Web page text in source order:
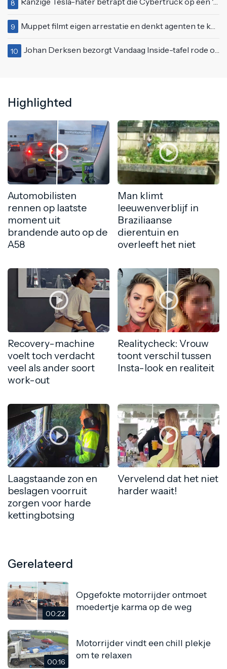
8
9 Muppet filmt eigen arrestatie en denkt agenten te kunnen laten schorsen: "Jullie krijgen maandje vakantie"
10 Johan Derksen bezorgt Vandaag Inside-tafel rode oortjes met vuig verhaal: "Dat gebeurde al in de gang"
Highlighted
Automobilisten
rennen op laatste
moment uit
brandende auto op de
A58
Man klimt
leeuwenverblijf in
Braziliaanse
dierentuin en
overleeft het niet
Recovery-machine
voelt toch verdacht
veel als ander soort
work-out
Realitycheck: Vrouw
toont verschil tussen
Insta-look en realiteit
Laagstaande zon en
beslagen voorruit
zorgen voor harde
kettingbotsing
Vervelend dat het niet
harder waait!
Gerelateerd
00:22
Opgefokte motorrijder ontmoet
moedertje karma op de weg
00:16
Motorrijder vindt een chill plekje
om te relaxen